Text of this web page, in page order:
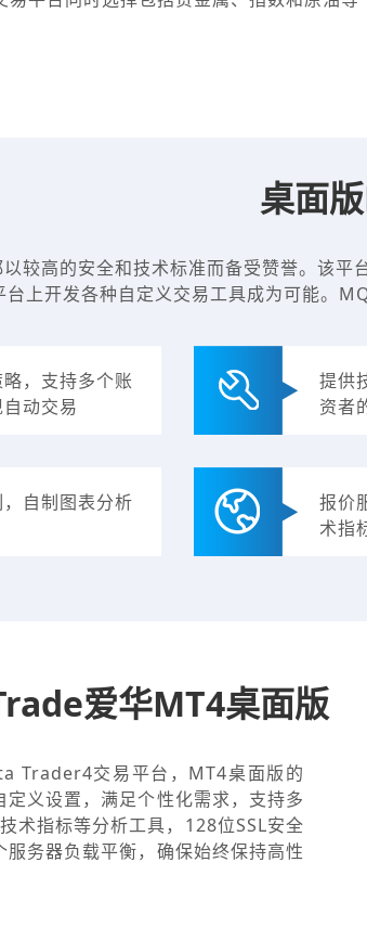
桌面
较高的安全和技术标准而备受赞誉。该
上开发各种自定义交易工具成为可能。
，支持多个账
动交易
提供
资者
自制图表分析
报价
术指
爱华MT4桌面版
Trader4交易平台，MT4桌面版的
义设置，满足个性化需求，支持多
术指标等分析工具，128位SSL安全
务器负载平衡，确保始终保持高性